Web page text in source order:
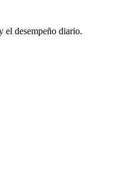
el desempeño diario.